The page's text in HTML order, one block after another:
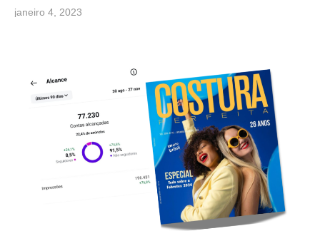
janeiro 4, 2023